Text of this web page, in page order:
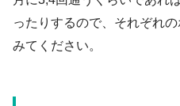
ったりするので、それぞれ
みてください。